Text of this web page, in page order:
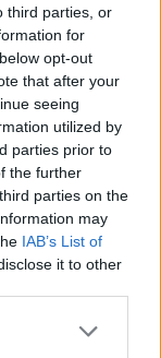
third parties, or
for
opt-out
that after your
seeing
utilized by
parties prior to
the further
parties on the
may
IAB’s List of
it to other
more Google
nessun